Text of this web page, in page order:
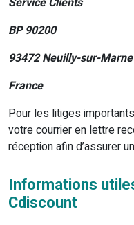
BP 90200
93472 Neuilly-sur-Marne
France
Pour les litiges
votre courrier en lettre
réception afin d’assurer
Informations
Cdiscount